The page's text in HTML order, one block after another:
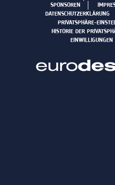
SPONSOREN
DATENSCHUTZERKLÄRUNG
PRIVATSPHÄRE-
HISTORIE DER
EINWILLIGUNGEN